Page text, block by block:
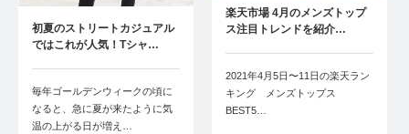
初夏のストリートカジュアル
ではこれが人気！Tシャ…
毎年ゴールデンウィークの頃に
なると、急に夏が来たように気
温の上がる日が増え…
楽天市場 4月のメンズトップ
ス注目トレンドを紹介…
2021年4月5日〜11日の楽天ラン
キング メンズトップス
BEST5…